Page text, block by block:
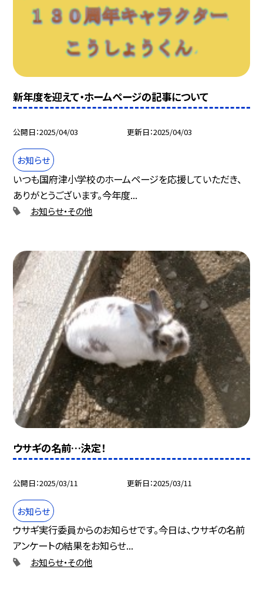
新年度を迎えて・ホームページの記事について
公開日 2025/04/03 更新日 2025/04/03
お知らせ
いつも国府津小学校のホームページを応援していただき、
ありがとうございます。今年度...
お知らせ・その他
ウサギの名前…決定！
公開日 2025/03/11 更新日 2025/03/11
お知らせ
ウサギ実行委員からのお知らせです。今日は、ウサギの名前
アンケートの結果をお知らせ...
お知らせ・その他